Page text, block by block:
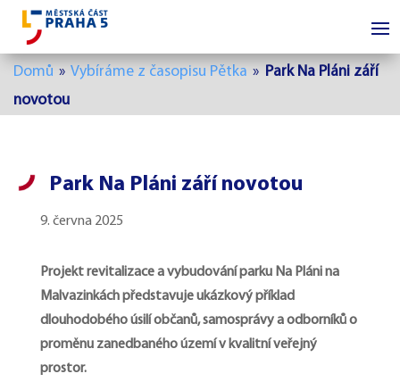
Domů » Vybíráme z časopisu Pětka » Park Na Pláni září
novotou
Park Na Pláni září novotou
9. června 2025
Projekt revitalizace a vybudování parku Na Pláni na
Malvazinkách představuje ukázkový příklad
dlouhodobého úsilí občanů, samosprávy a odborníků o
proměnu zanedbaného území v kvalitní veřejný
prostor.